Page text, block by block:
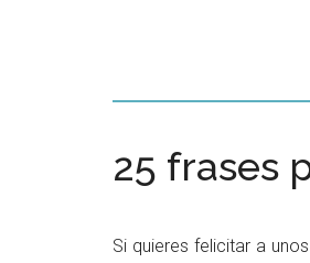
25 frases
Si quieres felicitar a